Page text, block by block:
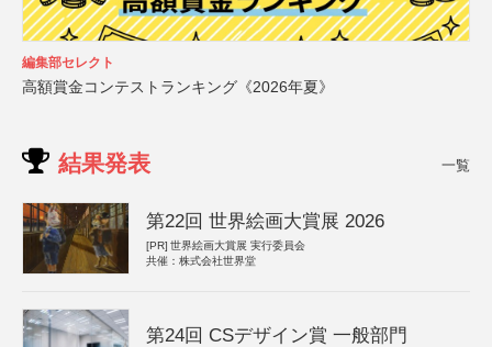
編集部セレクト
高額賞金コンテストランキング《2026年夏》
結果発表 一覧
第22回 世界絵画大賞展 2026
[PR] 世界絵画大賞展 実行委員会
共催：株式会社世界堂
第24回 CSデザイン賞 一般部門